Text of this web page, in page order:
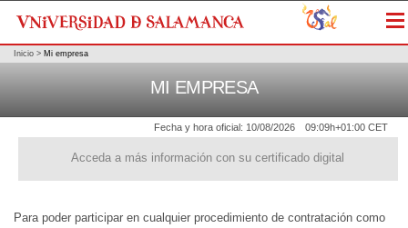
Fecha y hora oficial: 10/08/2026 09:09h+01:00 CET
Acceda a más información con su certificado digital
Inicio > Mi empresa
MI EMPRESA
Para poder participar en cualquier procedimiento de contratación como